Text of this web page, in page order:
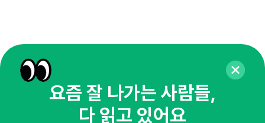
요즘 잘 나가는 사람들,
다 읽고 있어요